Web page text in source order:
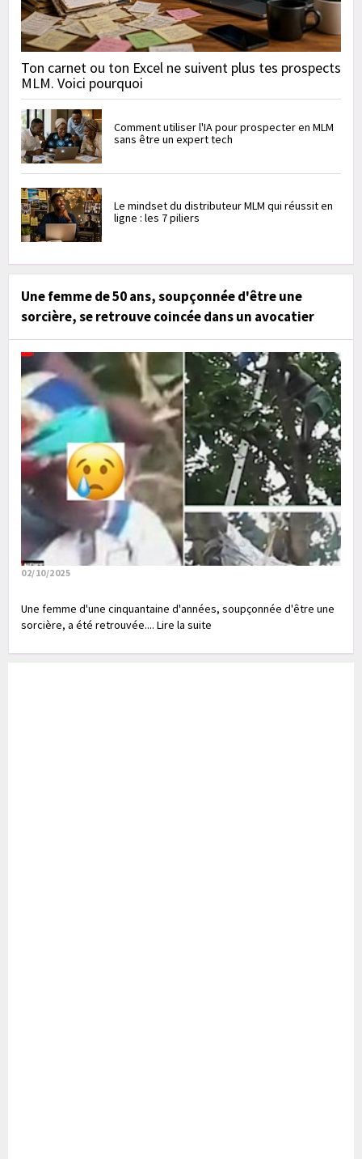
Ton carnet ou ton Excel ne suivent plus tes prospects
MLM. Voici pourquoi
Comment utiliser l'IA pour prospecter en MLM
sans être un expert tech
Le mindset du distributeur MLM qui réussit en
ligne : les 7 piliers
Une femme de 50 ans, soupçonnée d'être une
sorcière, se retrouve coincée dans un avocatier
02/10/2025
Une femme d'une cinquantaine d'années, soupçonnée d'être une
sorcière, a été retrouvée.... Lire la suite